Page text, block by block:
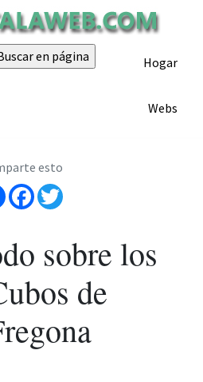
Hogar
Webs
Cubos de fregona
esto
Share Facebook
sobre los
de